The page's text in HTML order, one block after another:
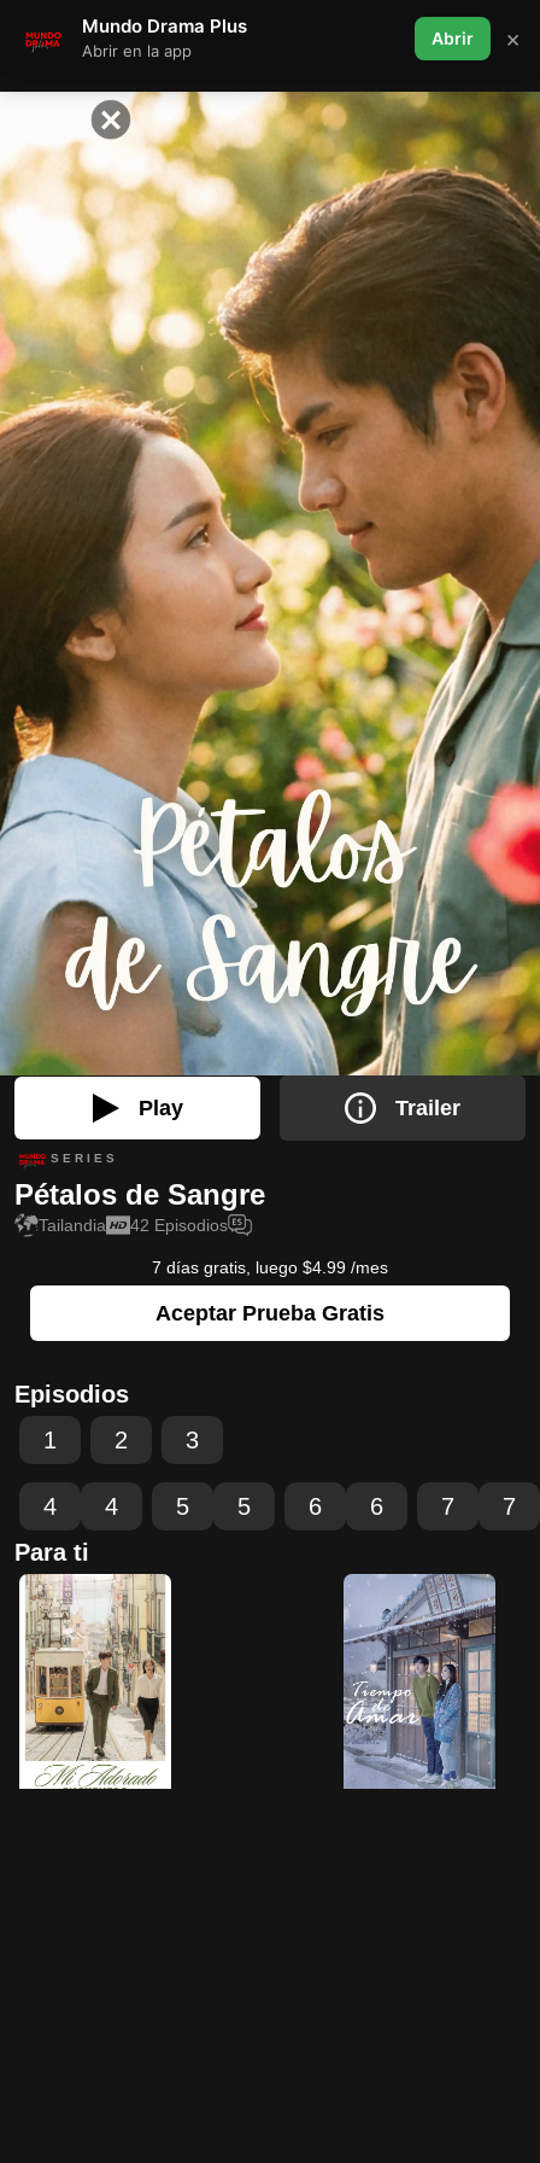
Mundo Drama Plus
Abrir en la app
Abrir ×
Play Trailer
S E R I E S
Pétalos de Sangre
Tailandia 42 Episodios
7 días gratis, luego $4.99 /mes
Aceptar Prueba Gratis
Episodios
1
2 3
4 4 5 5 6 6 7
7
Para ti